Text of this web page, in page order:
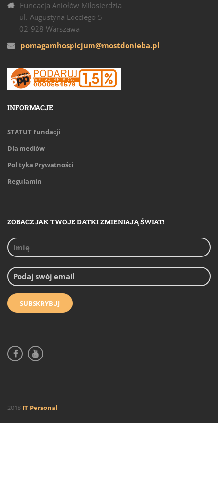
Fundacja Aniołów Miłosierdzia
ul. Augustyna Locciego 5
02-928 Warszawa
pomagamhospicjum@mostdonieba.pl
INFORMACJE
STATUT Fundacji
Dla mediów
Polityka Prywatności
Regulamin
ZOBACZ JAK TWOJE DATKI ZMIENIAJĄ ŚWIAT!
2018 IT Personal